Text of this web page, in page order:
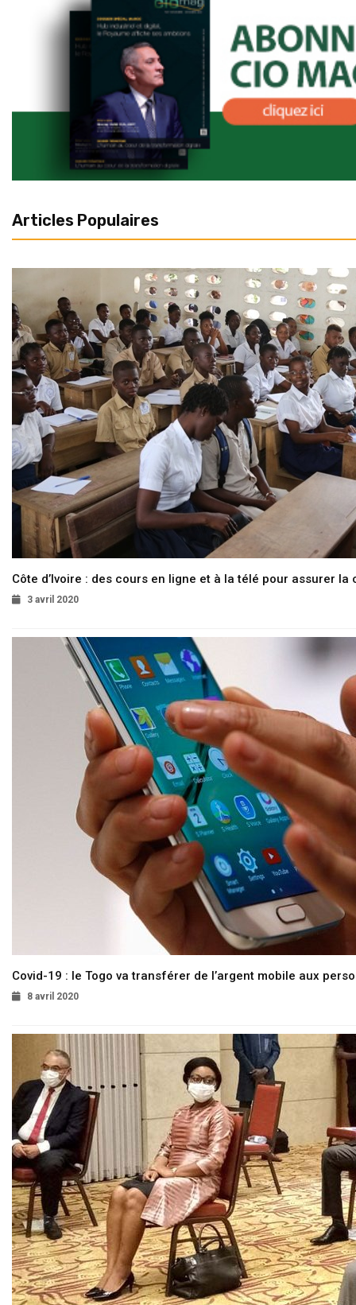
Articles Populaires
Côte d’Ivoire : des cours en ligne et à la télé pour assurer la
3 avril 2020
Covid-19 : le Togo va transférer de l’argent mobile aux
8 avril 2020